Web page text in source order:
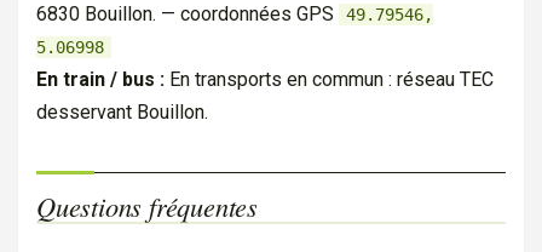
6830 Bouillon. — coordonnées GPS
49.79546,
5.06998
En train / bus : En transports en commun : réseau TEC
desservant Bouillon.
Questions fréquentes